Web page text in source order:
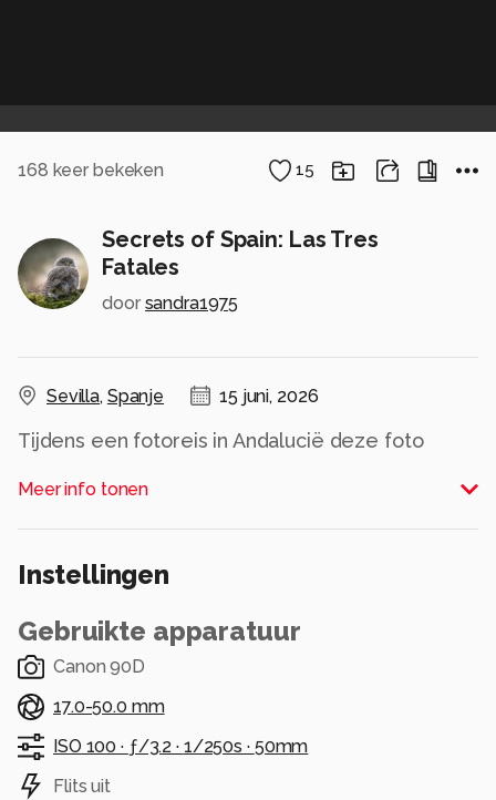
168 keer bekeken 15
Secrets of Spain: Las Tres
Fatales
door sandra1975
Sevilla, Spanje 15 juni, 2026
Tijdens een fotoreis in Andalucië deze foto
elementen verwijderd om aan een opdracht
voor een filmposter te voldoen.
Alle rechten voorbehouden
Meer info tonen
Instellingen
Gebruikte apparatuur
Canon 90D
17.0-50.0 mm
ISO 100 · ƒ/3.2 · 1/250s · 50mm
Flits uit